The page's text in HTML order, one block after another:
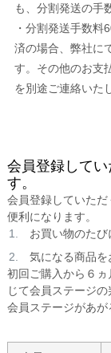
も、分割発送の手
・分割発送手数
済の場合、弊社に
す。その他のお支
を別途ご連絡いた
会員登録して
す。
会員登録していた
便利になります。
お買い物のたび
気になる商品を
初回ご購入から６
じて会員ステージの
会員ステージがあが